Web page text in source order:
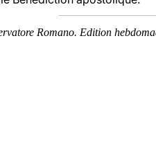
Romano. Edition